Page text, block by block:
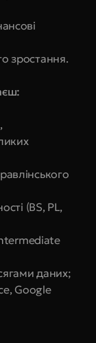
зростання.
(BS, PL,
даних;
Google